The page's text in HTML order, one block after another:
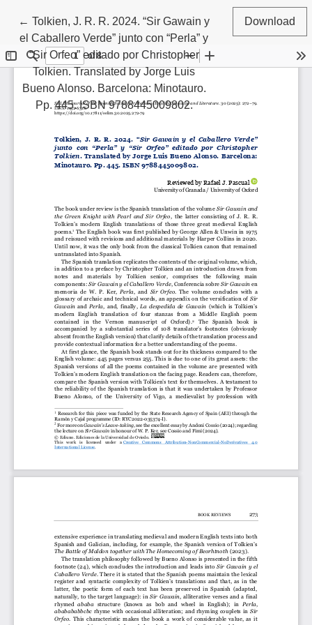
←Return to Article Details
Tolkien, J. R. R. 2024. “Sir Gawain y
el Caballero Verde” junto con “Perla” y
“Sir Orfeo” editado por Christopher
Tolkien. Translated by Jorge Luis
Bueno Alonso. Barcelona: Minotauro.
Pp. 445. ISBN 9788445009802.
Download